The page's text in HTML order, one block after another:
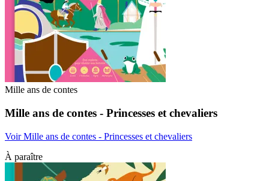
Mille ans de contes
Mille ans de contes - Princesses et chevaliers
Voir Mille ans de contes - Princesses et chevaliers
À paraître